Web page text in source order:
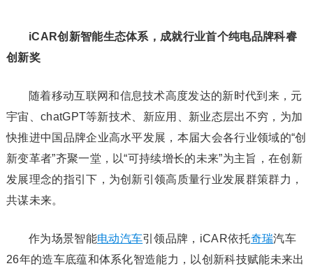
iCAR创新智能生态体系，成就行业首个纯电品牌科睿
创新奖
随着移动互联网和信息技术高度发达的新时代到来，元
宇宙、chatGPT等新技术、新应用、新业态层出不穷，为加
快推进中国品牌企业高水平发展，本届大会各行业领域的“创
新变革者”齐聚一堂，以“可持续增长的未来”为主旨，在创新
发展理念的指引下，为创新引领高质量行业发展群策群力，
共谋未来。
作为场景智能电动汽车引领品牌，iCAR依托奇瑞汽车
26年的造车底蕴和体系化智造能力，以创新科技赋能未来出